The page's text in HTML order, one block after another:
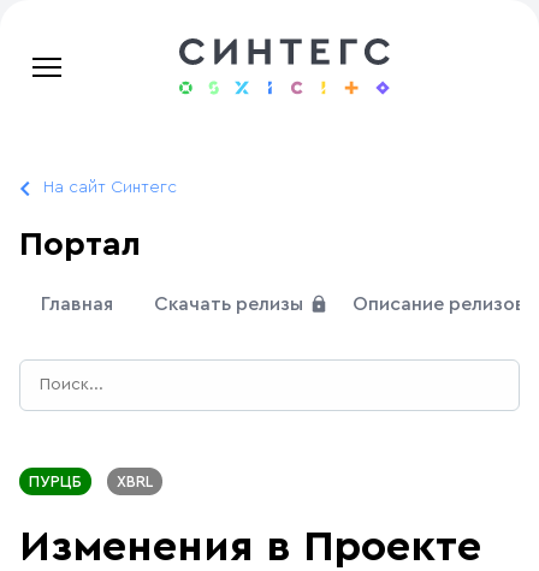
На сайт Синтегс
Портал
Главная Скачать релизы Описание релизов
ПУРЦБ XBRL
Изменения в Проекте